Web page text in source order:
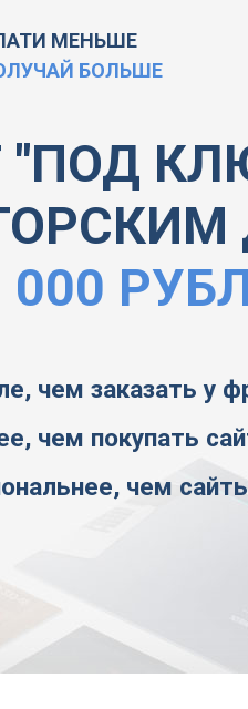
МЕНЬШЕ
БОЛЬШЕ
"ПОД
000
чем заказать у
чем покупать
чем